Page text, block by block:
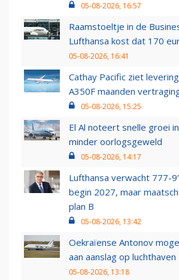
05-08-2026, 16:57
Raamstoeltje in de
Lufthansa kost dat 170
05-08-2026, 16:41
Cathay Pacific ziet
A350F maanden
05-08-2026, 15:25
El Al noteert snelle groei
minder oorlogsgeweld
05-08-2026, 14:17
Lufthansa verwacht 777-
begin 2027, maar
plan B
05-08-2026, 13:42
Oekraïense Antonov
aan aanslag op
05-08-2026, 13:18